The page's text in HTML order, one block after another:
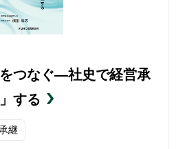
をつなぐ―社史で経営承
する
継